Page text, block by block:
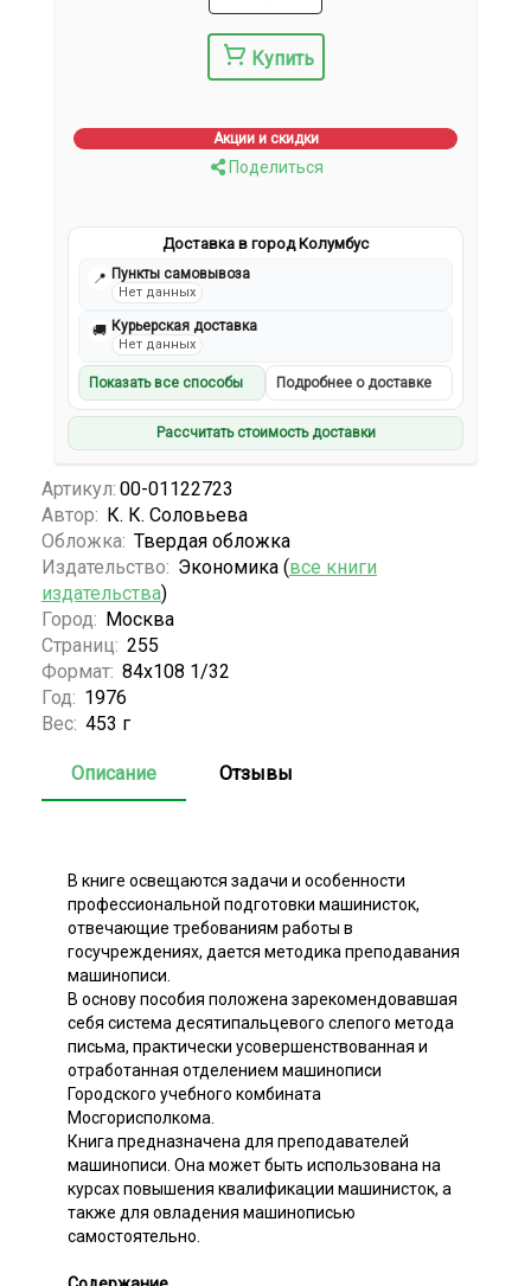
Купить
Акции и скидки
Поделиться
Доставка в город Колумбус
📍 Пункты самовывоза
Нет данных
🚚 Курьерская доставка
Нет данных
Показать все способы Подробнее о доставке
Рассчитать стоимость доставки
Артикул: 00-01122723
Автор: К. К. Соловьева
Обложка: Твердая обложка
Издательство: Экономика (все книги
издательства)
Город: Москва
Страниц: 255
Формат: 84х108 1/32
Год: 1976
Вес: 453 г
Описание Отзывы
В книге освещаются задачи и особенности
профессиональной подготовки машинисток,
отвечающие требованиям работы в
госучреждениях, дается методика преподавания
машинописи.
В основу пособия положена зарекомендовавшая
себя система десятипальцевого слепого метода
письма, практически усовершенствованная и
отработанная отделением машинописи
Городского учебного комбината
Мосгорисполкома.
Книга предназначена для преподавателей
машинописи. Она может быть использована на
курсах повышения квалификации машинисток, а
также для овладения машинописью
самостоятельно.